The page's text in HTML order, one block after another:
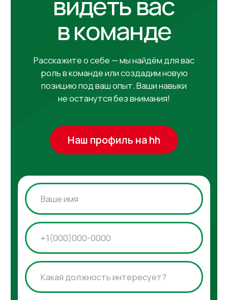
В каталог
Написать отзыв
Заказать дегустацию
ООО «ФАБРИКА»
Данные организации
Контакты
+7(911) 908-54-40
Каталог
О производстве
О компании
Партнерам
Вакансии
Контакты